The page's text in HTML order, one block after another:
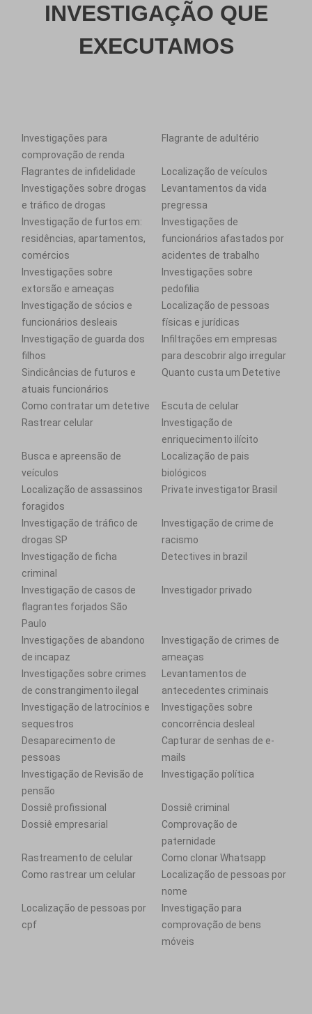
INVESTIGAÇÃO QUE
EXECUTAMOS
Investigações para
comprovação de renda
Flagrante de adultério
Flagrantes de infidelidade
Localização de veículos
Investigações sobre drogas
e tráfico de drogas
Levantamentos da vida
pregressa
Investigação de furtos em:
residências, apartamentos,
comércios
Investigações de
funcionários afastados por
acidentes de trabalho
Investigações sobre
extorsão e ameaças
Investigações sobre
pedofilia
Investigação de sócios e
funcionários desleais
Localização de pessoas
físicas e jurídicas
Investigação de guarda dos
filhos
Infiltrações em empresas
para descobrir algo irregular
Sindicâncias de futuros e
atuais funcionários
Quanto custa um Detetive
Como contratar um detetive
Escuta de celular
Rastrear celular
Investigação de
enriquecimento ilícito
Busca e apreensão de
veículos
Localização de pais
biológicos
Localização de assassinos
foragidos
Private investigator Brasil
Investigação de tráfico de
drogas SP
Investigação de crime de
racismo
Investigação de ficha
criminal
Detectives in brazil
Investigação de casos de
flagrantes forjados São
Paulo
Investigador privado
Investigações de abandono
de incapaz
Investigação de crimes de
ameaças
Investigações sobre crimes
de constrangimento ilegal
Levantamentos de
antecedentes criminais
Investigação de latrocínios e
sequestros
Investigações sobre
concorrência desleal
Desaparecimento de
pessoas
Capturar de senhas de e-
mails
Investigação de Revisão de
pensão
Investigação política
Dossiê profissional
Dossiê criminal
Dossiê empresarial
Comprovação de
paternidade
Rastreamento de celular
Como clonar Whatsapp
Como rastrear um celular
Localização de pessoas por
nome
Localização de pessoas por
cpf
Investigação para
comprovação de bens
móveis